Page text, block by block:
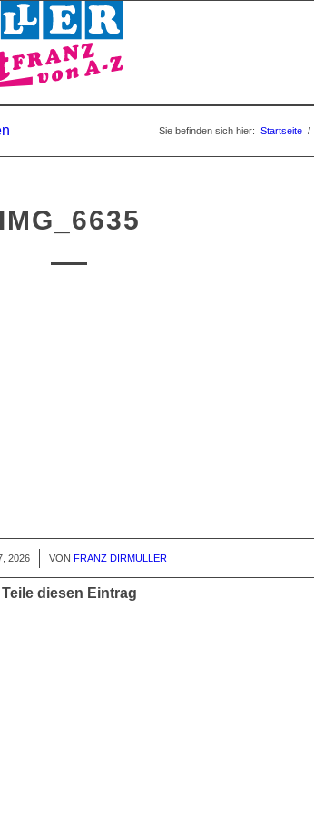
Sie befinden sich hier: Startseite /
IMG_6635
2026 VON FRANZ DIRMÜLLER
Teile diesen Eintrag